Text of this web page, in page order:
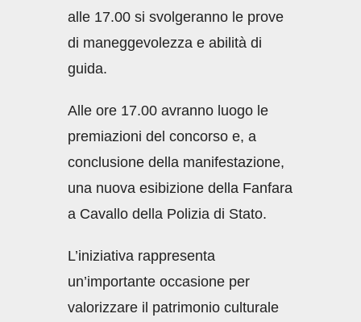
alle 17.00 si svolgeranno le prove
di maneggevolezza e abilità di
guida.
Alle ore 17.00 avranno luogo le
premiazioni del concorso e, a
conclusione della manifestazione,
una nuova esibizione della Fanfara
a Cavallo della Polizia di Stato.
L’iniziativa rappresenta
un’importante occasione per
valorizzare il patrimonio culturale